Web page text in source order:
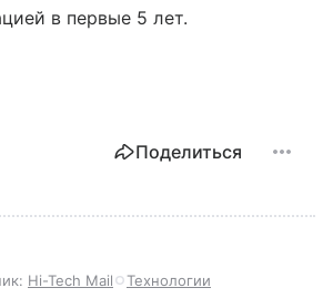
в первые 5 лет.
Поделиться
Hi-Tech Mail Технологии